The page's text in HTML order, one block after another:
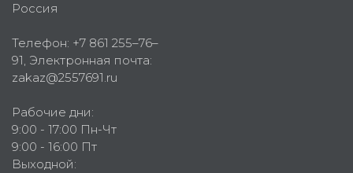
Россия
Телефон: +7 861 255–76–
91, Электронная почта:
zakaz@2557691.ru
Рабочие дни:
9:00 - 17:00 Пн-Чт
9:00 - 16:00 Пт
Выходной: